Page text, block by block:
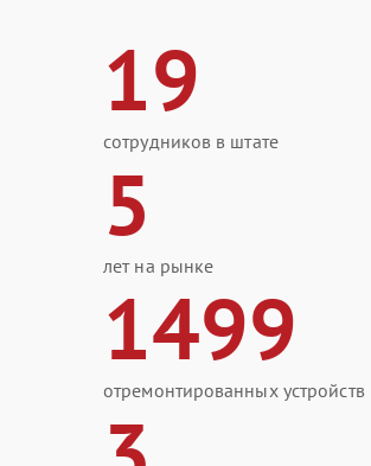
19
сотрудников в штате
5
лет на рынке
1499
отремонтированных устройств